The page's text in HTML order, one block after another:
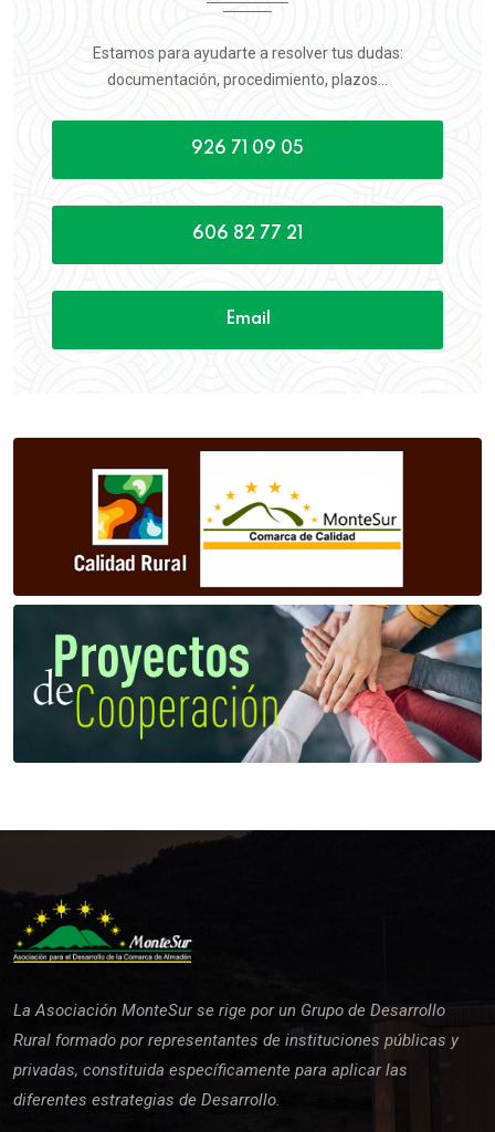
Estamos para ayudarte a resolver tus dudas:
documentación, procedimiento, plazos...
926 71 09 05
606 82 77 21
Email
La Asociación MonteSur se rige por un Grupo de Desarrollo
Rural formado por representantes de instituciones públicas y
privadas, constituida específicamente para aplicar las
diferentes estrategias de Desarrollo.